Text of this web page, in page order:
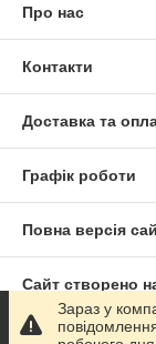
Про нас
Контакти
Доставка та
Графік роботи
Повна версія
Сайт створено
Політика
Зараз у